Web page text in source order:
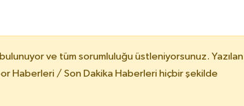
ve tüm sorumluluğu üstleniyorsunuz. Yazılan
Haberleri / Son Dakika Haberleri hiçbir şekilde